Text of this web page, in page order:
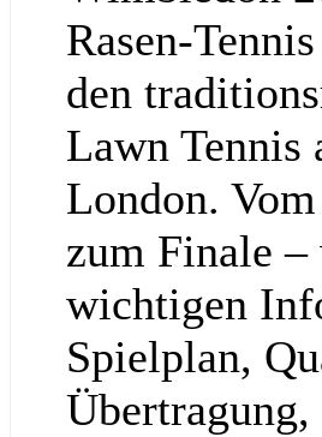
Rasen-
den
Lawn Tennis
London.
zum Finale
wichtigen
Spielplan,